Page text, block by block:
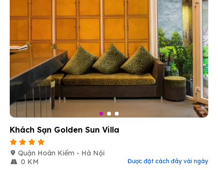
Khách Sạn Golden Sun Villa
Quận Hoàn Kiếm - Hà Nội
0 KM
Được đặt cách đây vài ngày